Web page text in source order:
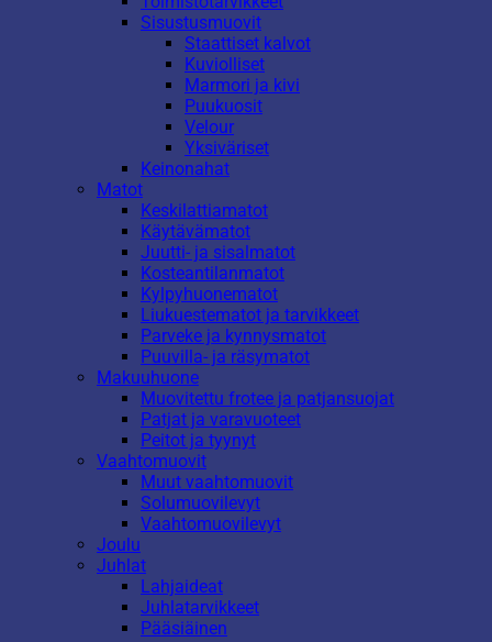
Sisustusmuovit
Staattiset kalvot
Kuviolliset
Marmori ja kivi
Puukuosit
Velour
Yksiväriset
Keinonahat
Matot
Keskilattiamatot
Käytävämatot
Juutti- ja sisalmatot
Kosteantilanmatot
Kylpyhuonematot
Liukuestematot ja tarvikkeet
Parveke ja kynnysmatot
Puuvilla- ja räsymatot
Makuuhuone
Muovitettu frotee ja patjansuojat
Patjat ja varavuoteet
Peitot ja tyynyt
Vaahtomuovit
Muut vaahtomuovit
Solumuovilevyt
Vaahtomuovilevyt
Joulu
Juhlat
Lahjaideat
Juhlatarvikkeet
Pääsiäinen